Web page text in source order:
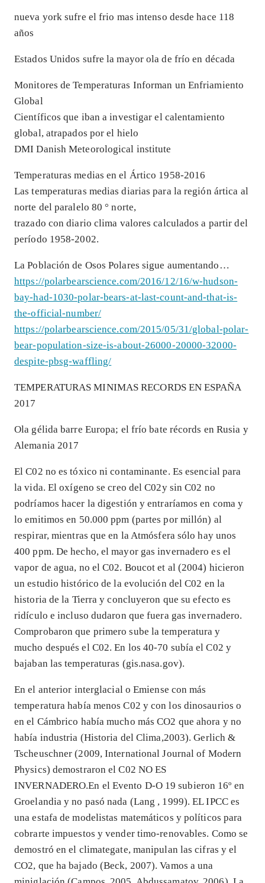
nueva york sufre el frio mas intenso desde hace 118
años
Estados Unidos sufre la mayor ola de frío en década
Monitores de Temperaturas Informan un Enfriamiento
Global
Científicos que iban a investigar el calentamiento
global, atrapados por el hielo
DMI Danish Meteorological institute
Temperaturas medias en el Ártico 1958-2016
Las temperaturas medias diarias para la región ártica al
norte del paralelo 80 ° norte,
trazado con diario clima valores calculados a partir del
período 1958-2002.
La Población de Osos Polares sigue aumentando…
https://polarbearscience.com/2016/12/16/w-hudson-
bay-had-1030-polar-bears-at-last-count-and-that-is-
the-official-number/
https://polarbearscience.com/2015/05/31/global-polar-
bear-population-size-is-about-26000-20000-32000-
despite-pbsg-waffling/
TEMPERATURAS MINIMAS RECORDS EN ESPAÑA
2017
Ola gélida barre Europa; el frío bate récords en Rusia y
Alemania 2017
El C02 no es tóxico ni contaminante. Es esencial para
la vida. El oxígeno se creo del C02y sin C02 no
podríamos hacer la digestión y entraríamos en coma y
lo emitimos en 50.000 ppm (partes por millón) al
respirar, mientras que en la Atmósfera sólo hay unos
400 ppm. De hecho, el mayor gas invernadero es el
vapor de agua, no el C02. Boucot et al (2004) hicieron
un estudio histórico de la evolución del C02 en la
historia de la Tierra y concluyeron que su efecto es
ridículo e incluso dudaron que fuera gas invernadero.
Comprobaron que primero sube la temperatura y
mucho después el C02. En los 40-70 subía el C02 y
bajaban las temperaturas (gis.nasa.gov).
En el anterior interglacial o Emiense con más
temperatura había menos C02 y con los dinosaurios o
en el Cámbrico había mucho más CO2 que ahora y no
había industria (Historia del Clima,2003). Gerlich &
Tscheuschner (2009, International Journal of Modern
Physics) demostraron el C02 NO ES
INVERNADERO.En el Evento D-O 19 subieron 16º en
Groelandia y no pasó nada (Lang , 1999). EL IPCC es
una estafa de modelistas matemáticos y políticos para
cobrarte impuestos y vender timo-renovables. Como se
demostró en el climategate, manipulan las cifras y el
CO2, que ha bajado (Beck, 2007). Vamos a una